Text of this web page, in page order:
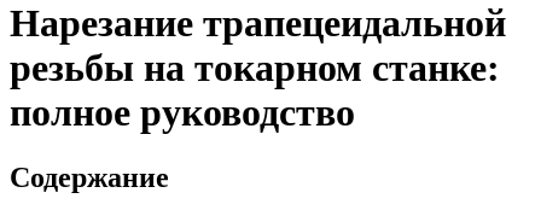
Нарезание трапецеидальной
резьбы на токарном станке:
полное руководство
Содержание